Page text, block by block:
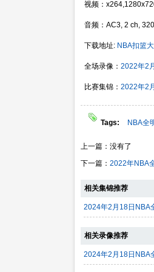
视频：
音频：AC3, 2 ch,
下载地址: NBA扣篮
全场录像： 2022年2
比赛集锦： 2022年2
Tags: NBA全
上一篇：没有了
下一篇： 2022年NBA
相关集锦推荐
2024年2月18日NBA
相关录像推荐
2024年2月18日NBA